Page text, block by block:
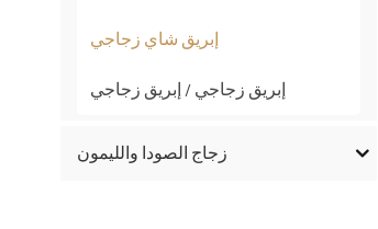
إبريق شاي زجاجي
إبريق زجاجي / إبريق زجاجي
زجاج الصودا والليمون